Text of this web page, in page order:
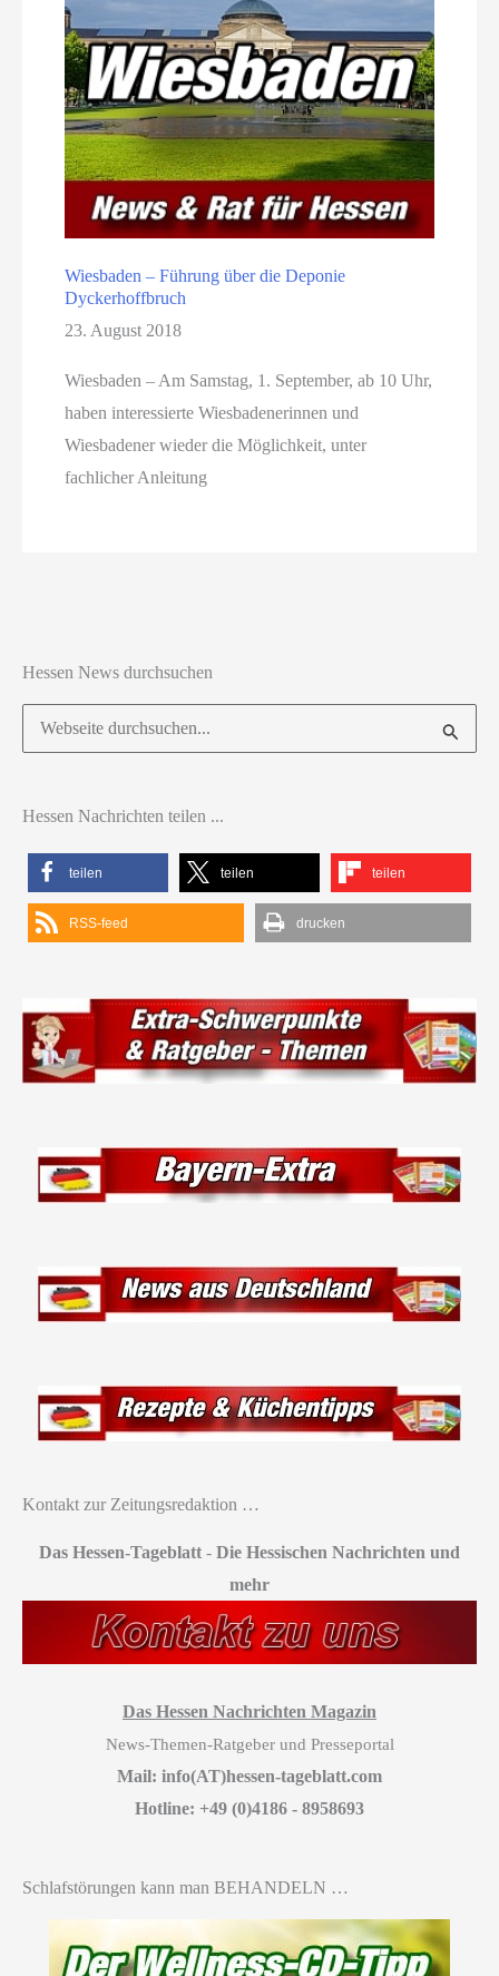
Wiesbaden – Führung über die Deponie
Dyckerhoffbruch
23. August 2018
Wiesbaden – Am Samstag, 1. September, ab 10 Uhr,
haben interessierte Wiesbadenerinnen und
Wiesbadener wieder die Möglichkeit, unter
fachlicher Anleitung
Hessen News durchsuchen
Suchen
nach:
Hessen Nachrichten teilen ...
teilen teilen teilen
RSS-feed drucken
Kontakt zur Zeitungsredaktion …
Das Hessen-Tageblatt - Die Hessischen Nachrichten und
mehr
Das Hessen Nachrichten Magazin
News-Themen-Ratgeber und Presseportal
Mail: info(AT)hessen-tageblatt.com
Hotline: +49 (0)4186 - 8958693
Schlafstörungen kann man BEHANDELN …